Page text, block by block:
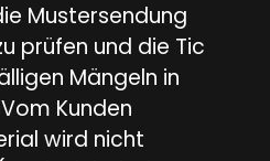
Mustersendung
prüfen und die Tic
Mängeln in
Kunden
wird nicht